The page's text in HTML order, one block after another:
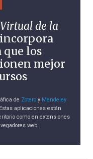
de la
incorpora
que los
mejor
de Zoteroy Mendeley
aplicaciones están
como en extensiones
web.